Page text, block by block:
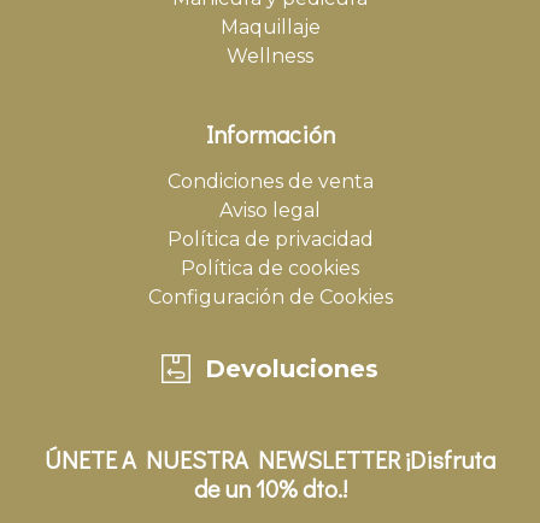
Maquillaje
Wellness
Información
Condiciones de venta
Aviso legal
Política de privacidad
Política de cookies
Configuración de Cookies
Devoluciones
ÚNETE A NUESTRA NEWSLETTER ¡Disfruta
de un 10% dto.!